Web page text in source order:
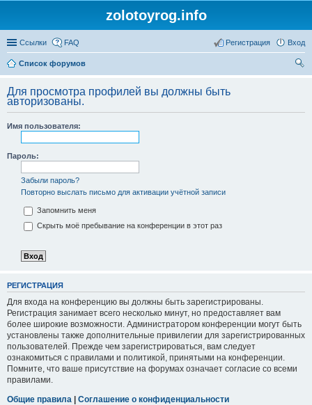
zolotoyrog.info
Ссылки FAQ Вход
Регистрация
Список форумов
Для просмотра профилей вы должны быть
авторизованы.
Имя пользователя:
Пароль:
Забыли пароль?
Повторно выслать письмо для активации учётной записи
Запомнить меня
Скрыть моё пребывание на конференции в этот раз
РЕГИСТРАЦИЯ
Для входа на конференцию вы должны быть зарегистрированы.
Регистрация занимает всего несколько минут, но предоставляет вам
более широкие возможности. Администратором конференции могут быть
установлены также дополнительные привилегии для зарегистрированных
пользователей. Прежде чем зарегистрироваться, вам следует
ознакомиться с правилами и политикой, принятыми на конференции.
Помните, что ваше присутствие на форумах означает согласие со всеми
правилами.
Общие правила | Соглашение о конфиденциальности